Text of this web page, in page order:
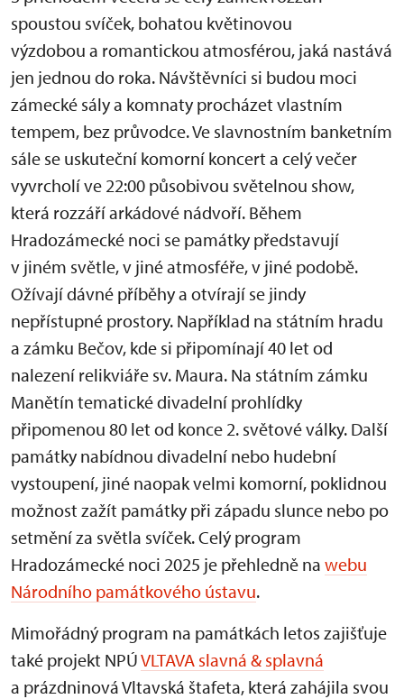
spoustou svíček, bohatou květinovou
výzdobou a romantickou atmosférou, jaká nastává
jen jednou do roka. Návštěvníci si budou moci
zámecké sály a komnaty procházet vlastním
tempem, bez průvodce. Ve slavnostním banketním
sále se uskuteční komorní koncert a celý večer
vyvrcholí ve 22:00 působivou světelnou show,
která rozzáří arkádové nádvoří. Během
Hradozámecké noci se památky představují
v jiném světle, v jiné atmosféře, v jiné podobě.
Ožívají dávné příběhy a otvírají se jindy
nepřístupné prostory. Například na státním hradu
a zámku Bečov, kde si připomínají 40 let od
nalezení relikviáře sv. Maura. Na státním zámku
Manětín tematické divadelní prohlídky
připomenou 80 let od konce 2. světové války. Další
památky nabídnou divadelní nebo hudební
vystoupení, jiné naopak velmi komorní, poklidnou
možnost zažít památky při západu slunce nebo po
setmění za světla svíček. Celý program
Hradozámecké noci 2025 je přehledně na webu
Národního památkového ústavu.
Mimořádný program na památkách letos zajišťuje
také projekt NPÚVLTAVA slavná & splavná
a prázdninová Vltavská štafeta, která zahájila svou